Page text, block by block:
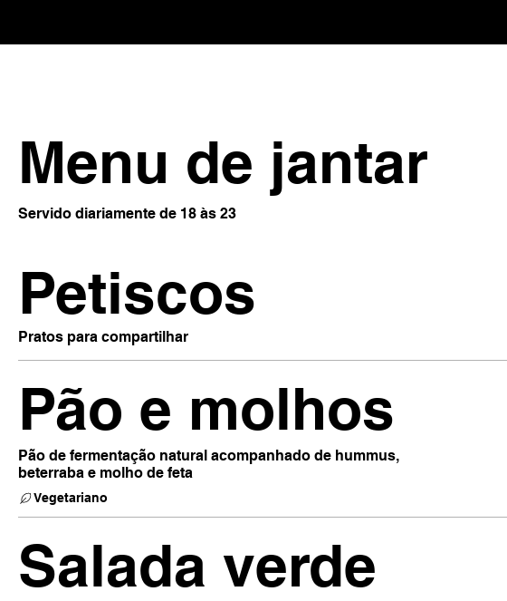
Menu de jantar
Servido diariamente de 18 às 23
Petiscos
Pratos para compartilhar
Pão e molhos
Pão de fermentação natural acompanhado de hummus,
beterraba e molho de feta
Vegetariano
Salada verde